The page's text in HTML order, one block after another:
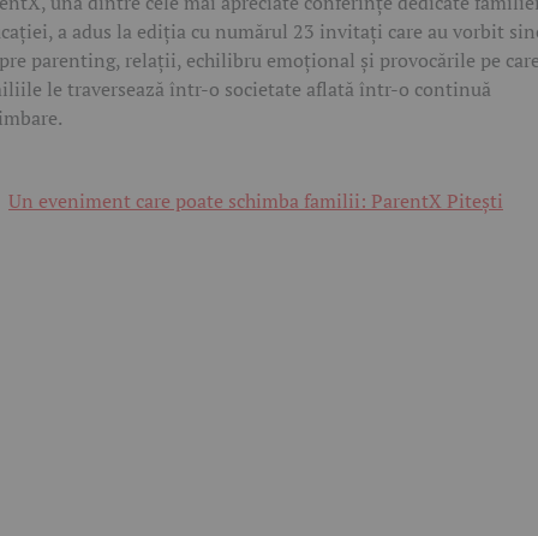
a adus la ediția cu numărul 23 invitați care au vorbit
parenting, relații, echilibru emoțional și provocările pe
le traversează într-o societate aflată într-o continuă
Un eveniment care poate schimba familii: ParentX Pitești